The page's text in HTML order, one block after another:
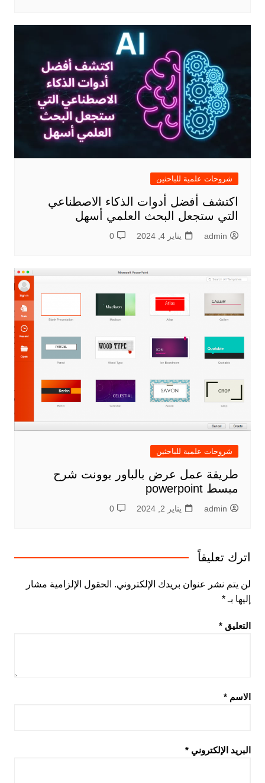
شروحات علمية للباحثين
اكتشف أفضل أدوات الذكاء الاصطناعي
التي ستجعل البحث العلمي أسهل
admin يناير 4, 2024 0
شروحات علمية للباحثين
طريقة عمل عرض بالباور بوونت شرح
مبسط powerpoint
admin يناير 2, 2024 0
اترك تعليقاً
لن يتم نشر عنوان بريدك الإلكتروني. الحقول الإلزامية مشار
إليها بـ *
التعليق *
الاسم *
البريد الإلكتروني *